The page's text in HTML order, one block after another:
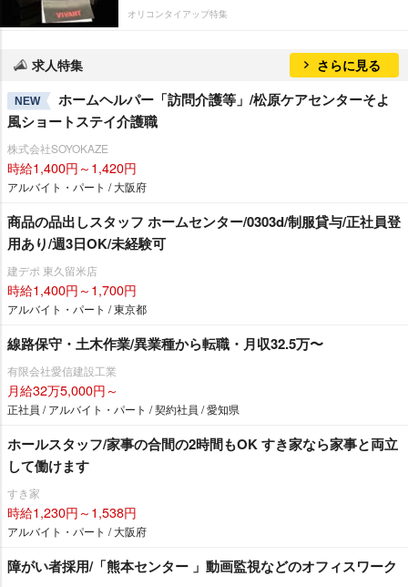
オリコンタイアップ特集
求人特集 さらに見る
NEW
ホームヘルパー「訪問介護等」/松原ケアセンターそよ
風ショートステイ介護職
株式会社SOYOKAZE
時給1,400円～1,420円
アルバイト・パート / 大阪府
商品の品出しスタッフ ホームセンター/0303d/制服貸与/正社員登
用あり/週3日OK/未経験可
建デポ 東久留米店
時給1,400円～1,700円
アルバイト・パート / 東京都
線路保守・土木作業/異業種から転職・月収32.5万〜
有限会社愛信建設工業
月給32万5,000円～
正社員 / アルバイト・パート / 契約社員 / 愛知県
ホールスタッフ/家事の合間の2時間もOK すき家なら家事と両立
して働けます
すき家
時給1,230円～1,538円
アルバイト・パート / 大阪府
障がい者採用/「熊本センター 」動画監視などのオフィスワーク